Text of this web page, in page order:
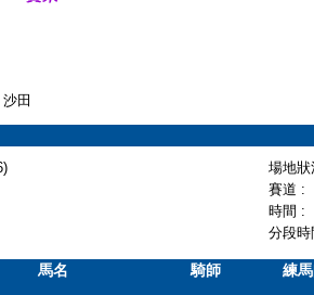
田
場地
賽道 :
時間 :
分段
馬名 騎師 練